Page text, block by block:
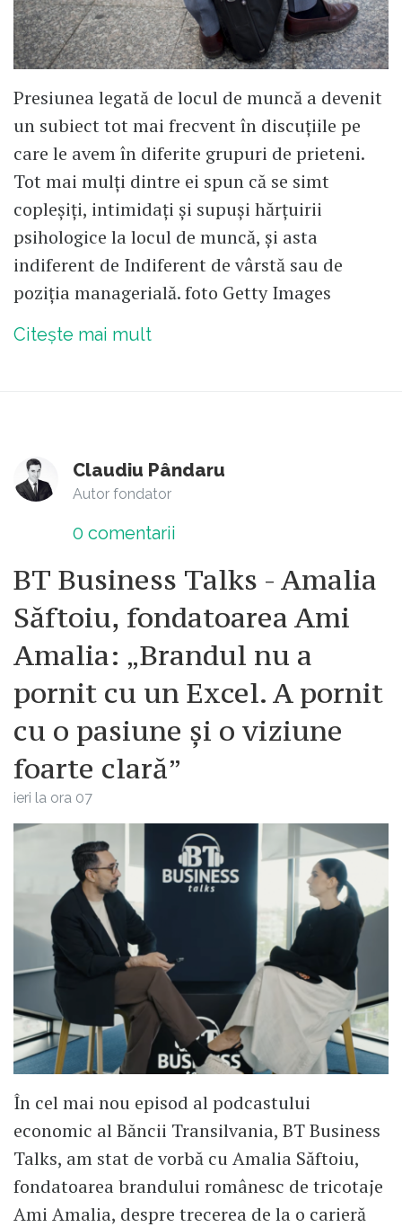
Presiunea legată de locul de muncă a devenit
un subiect tot mai frecvent în discuțiile pe
care le avem în diferite grupuri de prieteni.
Tot mai mulți dintre ei spun că se simt
copleșiți, intimidați și supuși hărțuirii
psihologice la locul de muncă, și asta
indiferent de Indiferent de vârstă sau de
poziția managerială. foto Getty Images
Citește mai mult
Claudiu Pândaru
Autor fondator
0 comentarii
BT Business Talks - Amalia
Săftoiu, fondatoarea Ami
Amalia: „Brandul nu a
pornit cu un Excel. A pornit
cu o pasiune și o viziune
foarte clară”
ieri la ora 07
În cel mai nou episod al podcastului
economic al Băncii Transilvania, BT Business
Talks, am stat de vorbă cu Amalia Săftoiu,
fondatoarea brandului românesc de tricotaje
Ami Amalia, despre trecerea de la o carieră